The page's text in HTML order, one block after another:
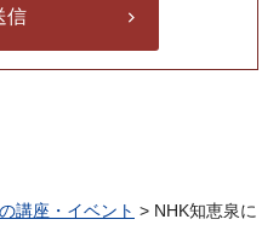
講座・イベント > NHK知恵泉に